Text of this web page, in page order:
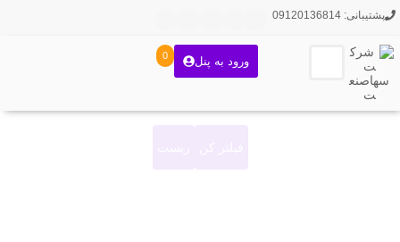
پشتیبانی: 09120136814
0 ورود به پنل